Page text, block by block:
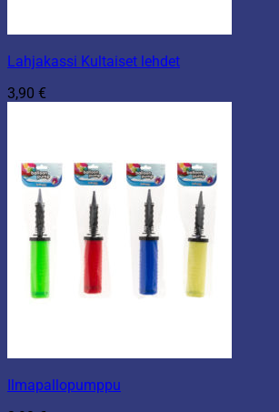
Lahjakassi Kultaiset lehdet
3,90 €
Ilmapallopumppu